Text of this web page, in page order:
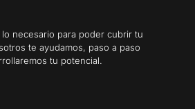
lo necesario para poder cubrir tu
te ayudamos, paso a paso
tu potencial.